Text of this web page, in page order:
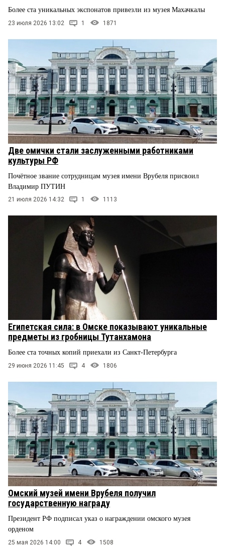
Более ста уникальных экспонатов привезли из музея Махачкалы
23 июля 2026 13:02 1 1871
Две омички стали заслуженными работниками
культуры РФ
Почётное звание сотрудницам музея имени Врубеля присвоил
Владимир ПУТИН
21 июля 2026 14:32 1 1113
Египетская сила: в Омске показывают уникальные
предметы из гробницы Тутанхамона
Более ста точных копий приехали из Санкт-Петербурга
29 июня 2026 11:45 4 1806
Омский музей имени Врубеля получил
государственную награду
Президент РФ подписал указ о награждении омского музея
орденом
25 мая 2026 14:00 4 1508